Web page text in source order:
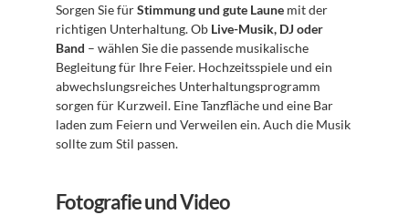
Sorgen Sie für Stimmung und gute Laune mit der
richtigen Unterhaltung. Ob Live-Musik, DJ oder
Band – wählen Sie die passende musikalische
Begleitung für Ihre Feier. Hochzeitsspiele und ein
abwechslungsreiches Unterhaltungsprogramm
sorgen für Kurzweil. Eine Tanzfläche und eine Bar
laden zum Feiern und Verweilen ein. Auch die Musik
sollte zum Stil passen.
Fotografie und Video